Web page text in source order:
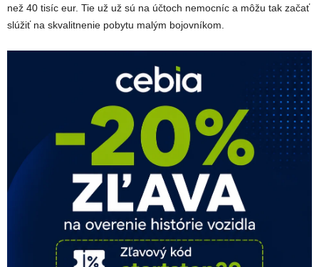
než 40 tisíc eur. Tie už už sú na účtoch nemocníc a môžu tak začať
slúžiť na skvalitnenie pobytu malým bojovníkom.